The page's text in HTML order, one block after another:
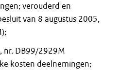
verouderd en
van 8 augustus 2005,
nr. DB99/2929M
kosten deelnemingen;